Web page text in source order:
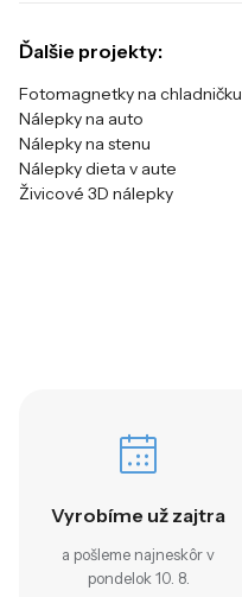
Ďalšie projekty:
Fotomagnetky na chladničku
Nálepky na auto
Nálepky na stenu
Nálepky dieta v aute
Živicové 3D nálepky
Vyrobíme už zajtra
a pošleme najneskôr v
pondelok 10. 8.